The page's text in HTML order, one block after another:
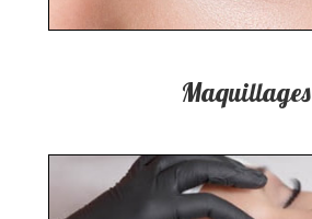
Maquillages